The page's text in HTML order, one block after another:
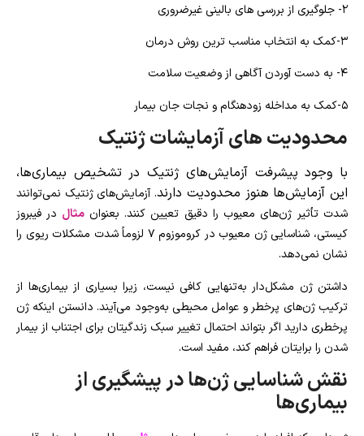
۲- جلوگیری از بررسی های بالینی غیرضروری
۳-کمک به انتخاب مناسب ترین روش درمان
۴- به دست آوردن آگاهی از وضعیت سلامت
۵-کمک به مداخله زودهنگام و نجات جان بیمار
محدودیت های آزمایشات ژنتیک
با وجود پیشرفت آزمایش‌های ژنتیک در تشخیص بیماری‌ها،
این آزمایش‌ها هنوز محدودیت دارند. آزمایش‌های ژنتیک نمی‌توانند
شدت تأثیر ژن‌های معیوب را دقیق تعیین کنند. بعنوانمثال در فیبروز
کیستی، شناسایی ژن معیوب در کروموزوم ۷ لزوماً شدت مشکلات ریوی را
نشان نمی‌دهد.
داشتن ژن مشکل‌دار به‌تنهایی کافی نیست، زیرا بسیاری از بیماری‌ها از
ترکیب ژن‌های پرخطر و عوامل محیطی به‌وجود می‌آیند. دانستن اینکه ژن
پرخطری دارید اگر بتواند احتمال تغییر سبک زندگیتان برای اجتناب از بیمار
شدن را برایتان فراهم کند، مفید است.
نقش شناسایی ژن‌ها در پیشگیری از
بیماری‌ها